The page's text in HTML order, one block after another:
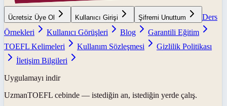
Ücretsiz Üye Ol Kullanıcı Girişi Şifremi Unuttum
Ders
Örnekleri
Kullanıcı Görüşleri Blog
Garantili Eğitim
TOEFL Kelimeleri
Kullanım Sözleşmesi
Gizlilik Politikası
İletişim Bilgileri
Uygulamayı indir
UzmanTOEFL cebinde — istediğin an, istediğin yerde çalış.